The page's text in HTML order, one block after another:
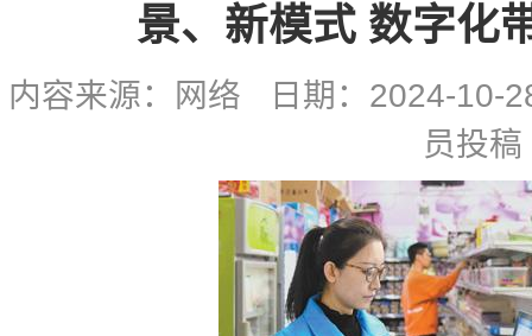
景、新模式 数字化
内容来源：网络 日期：2024-
员投稿